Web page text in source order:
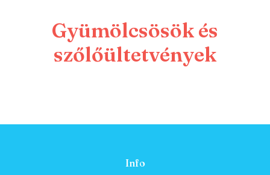
Gyümölcsösök és
szőlőültetvények
Info